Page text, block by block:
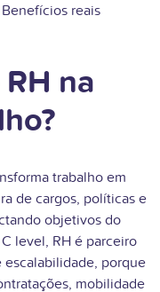
reais
na
trabalho em
de cargos, políticas e
objetivos do
level, RH é parceiro
porque
mobilidade